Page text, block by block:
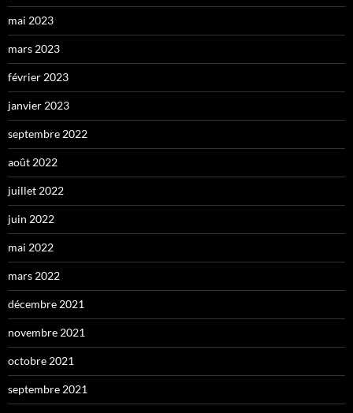
mai 2023
mars 2023
février 2023
janvier 2023
septembre 2022
août 2022
juillet 2022
juin 2022
mai 2022
mars 2022
décembre 2021
novembre 2021
octobre 2021
septembre 2021